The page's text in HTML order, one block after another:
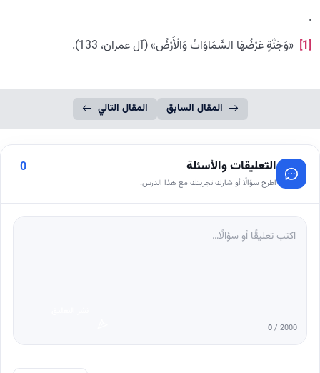
.
[1]
«وَجَنَّةٍ عَرْضُهَا السَّمَاوَاتُ وَالْأَرْضُ» (آل عمران، 133).
المقال السابق المقال التالي
التعليقات والأسئلة
اطرح سؤالًا أو شارك تجربتك مع هذا الدرس.
0
0/ 2000